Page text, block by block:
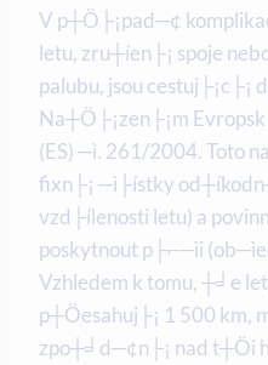
V p┼Ö├¡pad─¢
letu, zru┼íen├¡ spoje
palubu, jsou
Na┼Ö├¡zen├¡m
(ES) ─ì. 261/2004. Toto
fixn├¡ ─ì├ístky
vzd├ílenosti letu) a
poskytnout p├⌐─ìi
Vzhledem k tomu, ┼╛e
p┼Öesahuj├¡ 1 500 km,
zpo┼╛d─¢n├¡ nad t┼Öi